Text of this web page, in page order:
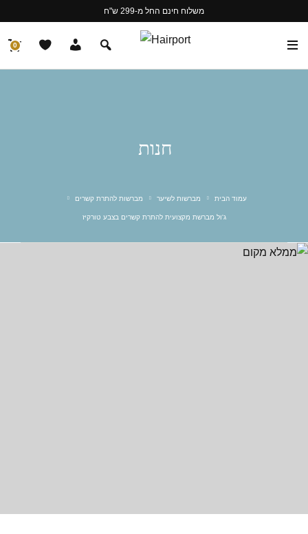
משלוח חינם החל מ-299 ש"ח
0
חנות
עמוד הבית מברשות לשיער מברשות להתרת קשרים
ג'ול מברשת מקצועית להתרת קשרים בצבע טורקיז